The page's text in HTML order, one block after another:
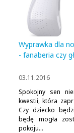
Wyprawka dla
- fanaberia czy
03.11.2016
Spokojny sen
kwestii, która
Czy dziecko
będę mogła
pokoju...